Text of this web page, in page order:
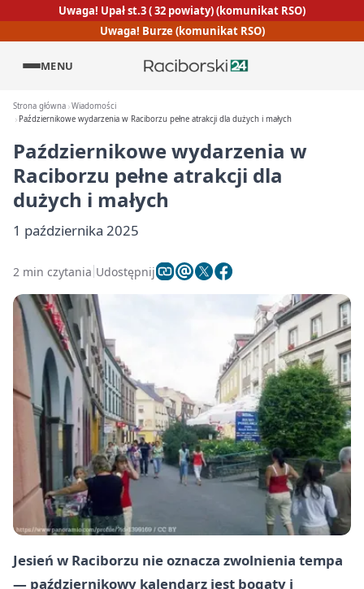
Uwaga! Upał st.3 ( 32 powiaty) (komunikat RSO)
Uwaga! Burze (komunikat RSO)
MENU
Strona główna Wiadomości
Październikowe wydarzenia w Raciborzu pełne atrakcji dla dużych i małych
Październikowe wydarzenia w
Raciborzu pełne atrakcji dla
dużych i małych
1 października 2025
2 min czytania Udostępnij
Jesień w Raciborzu nie oznacza zwolnienia tempa
— październikowy kalendarz jest bogaty i